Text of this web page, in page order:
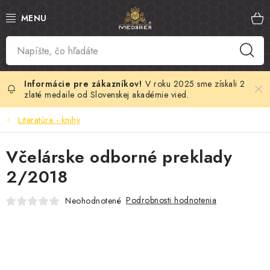
na
SLOVENSKÝ MED
MANUKA MED
VČELÍ PEĽ
MATERSKÁ KAŠIČKA
VČELÍ JED
V roku 2025 sme získali 2
zlaté medaile od Slovenskej akadémie vied.
Literatúra - knihy
Včelárske odborné preklady
2/2018
Neohodnotené Podrobnosti hodnotenia